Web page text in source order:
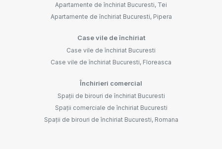
Apartamente de închiriat Bucuresti, Tei
Apartamente de închiriat Bucuresti, Pipera
Case vile de închiriat
Case vile de închiriat Bucuresti
Case vile de închiriat Bucuresti, Floreasca
Închirieri comercial
Spații de birouri de închiriat Bucuresti
Spații comerciale de închiriat Bucuresti
Spații de birouri de închiriat Bucuresti, Romana